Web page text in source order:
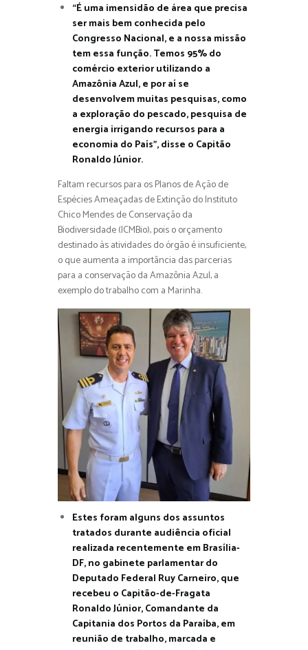
“É uma imensidão de área que precisa
ser mais bem conhecida pelo
Congresso Nacional, e a nossa missão
tem essa função. Temos 95% do
comércio exterior utilizando a
Amazônia Azul, e por aí se
desenvolvem muitas pesquisas, como
a exploração do pescado, pesquisa de
energia irrigando recursos para a
economia do País”, disse o Capitão
Ronaldo Júnior.
Faltam recursos para os Planos de Ação de
Espécies Ameaçadas de Extinção do Instituto
Chico Mendes de Conservação da
Biodiversidade (ICMBio), pois o orçamento
destinado às atividades do órgão é insuficiente,
o que aumenta a importância das parcerias
para a conservação da Amazônia Azul, a
exemplo do trabalho com a Marinha.
Estes foram alguns dos assuntos
tratados durante audiência oficial
realizada recentemente em Brasília-
DF, no gabinete parlamentar do
Deputado Federal Ruy Carneiro, que
recebeu o Capitão-de-Fragata
Ronaldo Júnior, Comandante da
Capitania dos Portos da Paraíba, em
reunião de trabalho, marcada e